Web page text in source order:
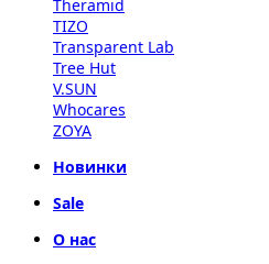
Theramid
TIZO
Transparent Lab
Tree Hut
V.SUN
Whocares
ZOYA
Новинки
Sale
О нас